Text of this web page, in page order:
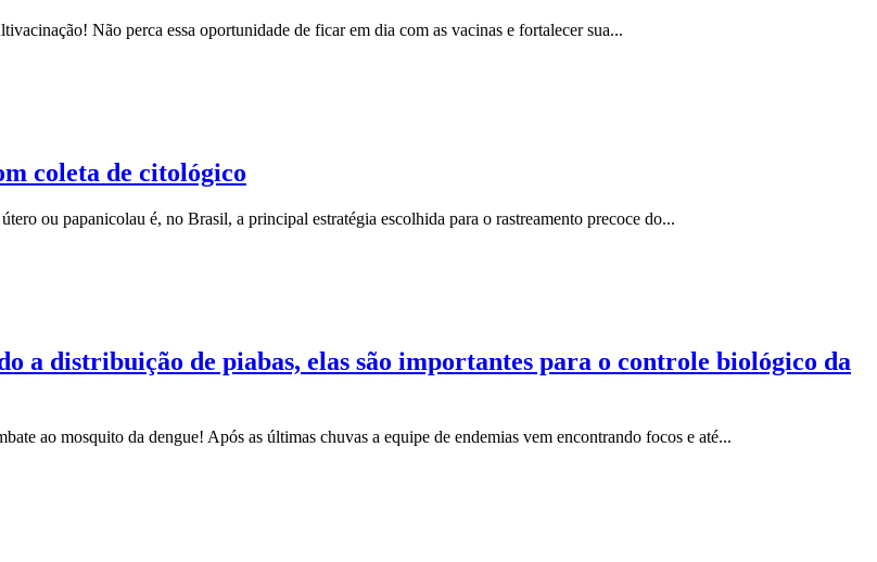
Não perca essa oportunidade de ficar em dia com as vacinas e fortalecer sua...
coleta de citológico
ou papanicolau é, no Brasil, a principal estratégia escolhida para o rastreamento precoce do...
a distribuição de piabas, elas são importantes para o controle biológico da
ao mosquito da dengue! Após as últimas chuvas a equipe de endemias vem encontrando focos e até...